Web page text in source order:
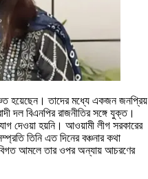
হয়েছেন। তাদের মধ্যে একজন জনপ্রিয়
দল বিএনপির রাজনীতির সঙ্গে যুক্ত।
দেওয়া হয়নি। আওয়ামী লীগ সরকারের
তিনি এত দিনের বঞ্চনার কথা
বিগত আমলে তার ওপর অন্যায় আচরণের